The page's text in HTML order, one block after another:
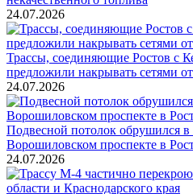
24.07.2026
Трассы, соединяющие Ростов с
предложили накрывать сетями
24.07.2026
Подвесной потолок обрушился в
Ворошиловском проспекте в
24.07.2026